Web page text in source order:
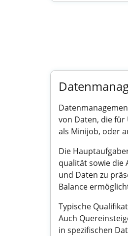
von Daten, die für
als Minijob, oder
Die
qualität sowie die
und Daten zu
Balance
Typische
Auch
in spezifischen